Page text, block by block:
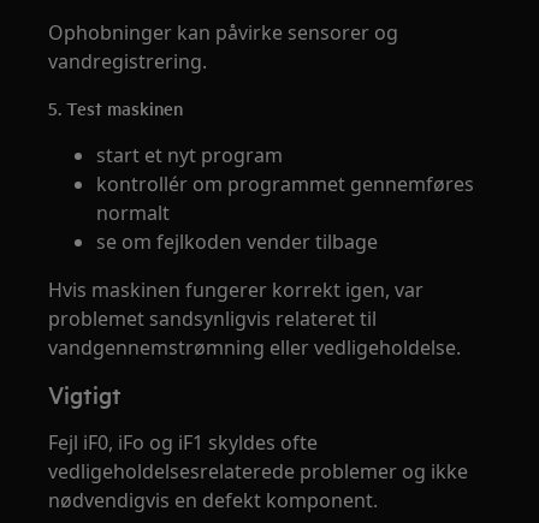
Ophobninger kan påvirke sensorer og
vandregistrering.
5. Test maskinen
start et nyt program
kontrollér om programmet gennemføres
normalt
se om fejlkoden vender tilbage
Hvis maskinen fungerer korrekt igen, var
problemet sandsynligvis relateret til
vandgennemstrømning eller vedligeholdelse.
Vigtigt
Fejl iF0, iFo og iF1 skyldes ofte
vedligeholdelsesrelaterede problemer og ikke
nødvendigvis en defekt komponent.